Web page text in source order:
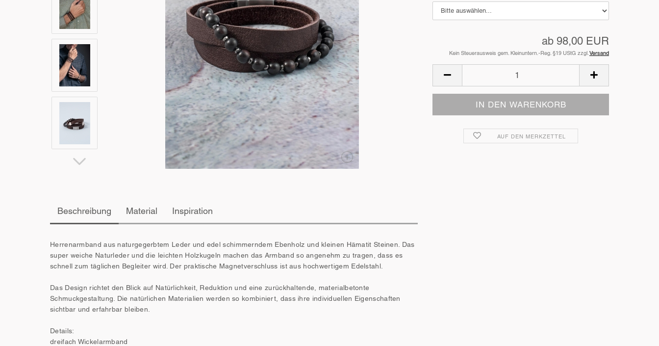
ab 98,00 EUR
Kein Steuerausweis gem. Kleinuntern.-Reg. §19 UStG zzgl.Versand
AUF DEN MERKZETTEL
Beschreibung Material Inspiration
Herrenarmband aus naturgegerbtem Leder und edel schimmerndem Ebenholz und kleinen Hämatit Steinen. Das
super weiche Naturleder und die leichten Holzkugeln machen das Armband so angenehm zu tragen, dass es
schnell zum täglichen Begleiter wird. Der praktische Magnetverschluss ist aus hochwertigem Edelstahl.
Das Design richtet den Blick auf Natürlichkeit, Reduktion und eine zurückhaltende, materialbetonte
Schmuckgestaltung. Die natürlichen Materialien werden so kombiniert, dass ihre individuellen Eigenschaften
sichtbar und erfahrbar bleiben.
Details:
dreifach Wickelarmband